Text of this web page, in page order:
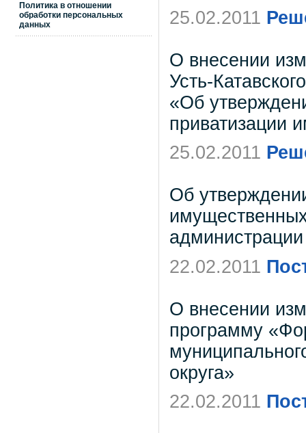
Политика в отношении
обработки персональных
данных
25.02.2011
О внесении
Усть-
«Об
приватизации
25.02.2011
Об
администрации
22.02.2011
О внесении
программу
округа»
22.02.2011